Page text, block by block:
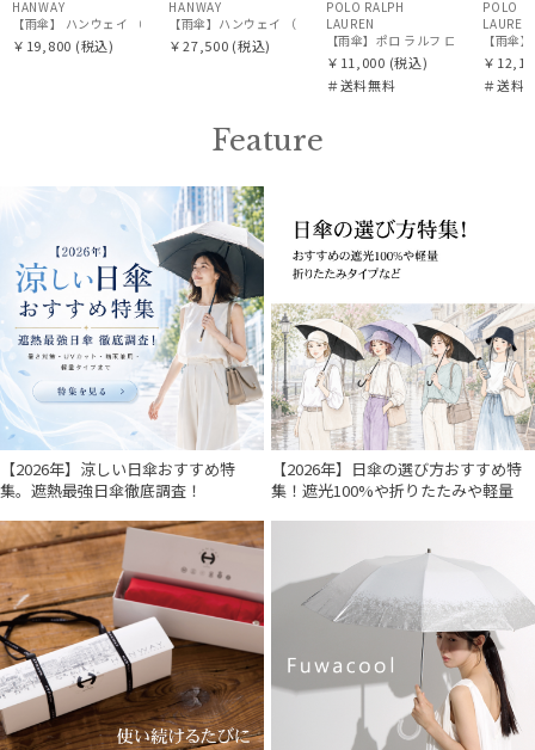
HANWAY
【雨傘】 ハンウェイ （HANWAY） Couturier クチュリエ 長傘 日本製
￥19,800 (税込)
HANWAY
【雨傘】ハンウェイ （HANWAY ）真田耳（サナダミミ）長傘
￥27,500 (税込)
POLO RALPH
LAUREN
【雨傘】ポロ ラルフ ローレン
￥11,000 (税込)
＃送料無料
POLO
LAUREN
【雨傘
￥
＃送料
Feature
【2026年】涼しい日傘おすすめ特
集。遮熱最強日傘徹底調査！
【2026年】日傘の選び方おすすめ特
集！遮光100%や折りたたみや軽量